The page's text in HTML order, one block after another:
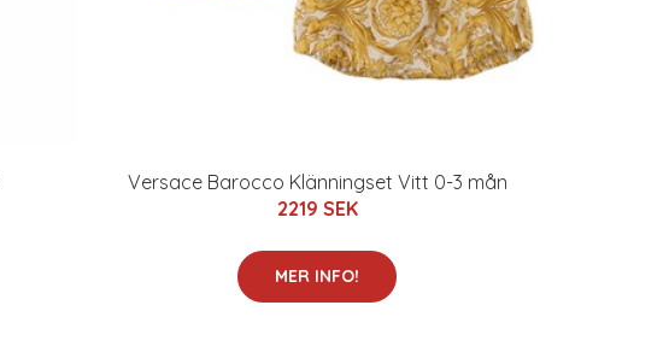
Versace Barocco Klänningset Vitt 0-3 mån
2219 SEK
MER INFO!